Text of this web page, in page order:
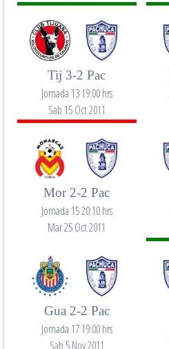
Tij 3-2 Pac
Jornada 13 19:00 hrs
Sab 15 Oct 2011
Mor 2-2 Pac
Jornada 15 20:10 hrs
Mar 25 Oct 2011
Gua 2-2 Pac
Jornada 17 19:00 hrs
Sab 5 Nov 2011